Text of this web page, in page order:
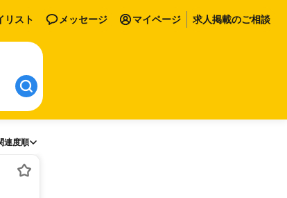
リスト メッセージ マイページ 求人掲載のご相談
連度順